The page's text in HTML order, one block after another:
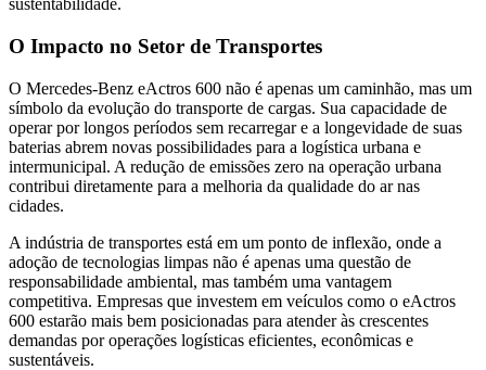
sustentabilidade.
O Impacto no Setor de Transportes
O Mercedes-Benz eActros 600 não é apenas um caminhão, mas um
símbolo da evolução do transporte de cargas. Sua capacidade de
operar por longos períodos sem recarregar e a longevidade de suas
baterias abrem novas possibilidades para a logística urbana e
intermunicipal. A redução de emissões zero na operação urbana
contribui diretamente para a melhoria da qualidade do ar nas
cidades.
A indústria de transportes está em um ponto de inflexão, onde a
adoção de tecnologias limpas não é apenas uma questão de
responsabilidade ambiental, mas também uma vantagem
competitiva. Empresas que investem em veículos como o eActros
600 estarão mais bem posicionadas para atender às crescentes
demandas por operações logísticas eficientes, econômicas e
sustentáveis.